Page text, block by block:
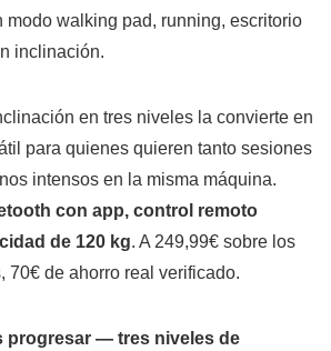
modo walking pad, running, escritorio
inclinación.
en tres niveles la convierte en
para quienes quieren tanto sesiones
intensos en la misma máquina.
con app, control remoto
de 120 kg. A 249,99€ sobre los
70€ de ahorro real verificado.
progresar — tres niveles de